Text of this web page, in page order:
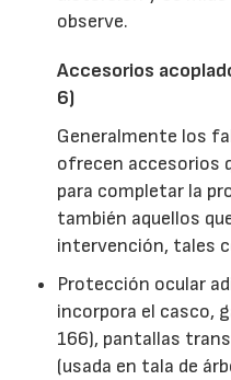
observe.
Accesorios
6)
Generalmente los
ofrecen accesorios
para completar la
también aquellos
intervención, tales
Protección ocular
incorpora el casco,
166), pantallas
(usada en tala de